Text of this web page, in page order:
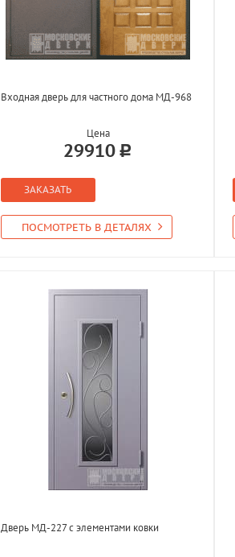
Входная дверь для частного дома МД-968
Цена
29910
ЗАКАЗАТЬ
ПОСМОТРЕТЬ В ДЕТАЛЯХ
Дверь МД-227 с элементами ковки